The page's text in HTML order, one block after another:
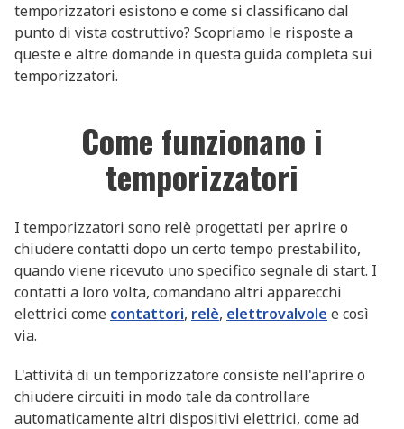
temporizzatori esistono e come si classificano dal
punto di vista costruttivo? Scopriamo le risposte a
queste e altre domande in questa guida completa sui
temporizzatori.
Come funzionano i
temporizzatori
I temporizzatori sono relè progettati per aprire o
chiudere contatti dopo un certo tempo prestabilito,
quando viene ricevuto uno specifico segnale di start. I
contatti a loro volta, comandano altri apparecchi
elettrici come contattori, relè, elettrovalvole e così
via.
L'attività di un temporizzatore consiste nell'aprire o
chiudere circuiti in modo tale da controllare
automaticamente altri dispositivi elettrici, come ad